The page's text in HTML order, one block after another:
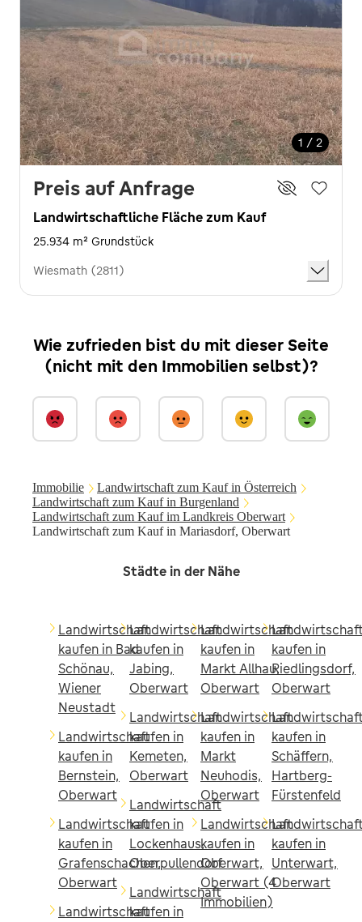
1 / 2
Preis auf Anfrage
Landwirtschaftliche Fläche zum Kauf
25.934 m² Grundstück
Wiesmath (2811)
Wie zufrieden bist du mit dieser Seite
(nicht mit den Immobilien selbst)?
Immobilie
Landwirtschaft zum Kauf in Österreich
Landwirtschaft zum Kauf in Burgenland
Landwirtschaft zum Kauf im Landkreis Oberwart
Landwirtschaft zum Kauf in Mariasdorf, Oberwart
Städte in der Nähe
Landwirtschaft
kaufen in Bad
Schönau,
Wiener
Neustadt
Landwirtschaft
kaufen in
Bernstein,
Oberwart
Landwirtschaft
kaufen in
Grafenschachen,
Oberwart
Landwirtschaft
Landwirtschaft
kaufen in
Jabing,
Oberwart
Landwirtschaft
kaufen in
Kemeten,
Oberwart
Landwirtschaft
kaufen in
Lockenhaus,
Oberpullendorf
Landwirtschaft
kaufen in
Landwirtschaft
kaufen in
Markt Allhau,
Oberwart
Landwirtschaft
kaufen in
Markt
Neuhodis,
Oberwart
Landwirtschaft
kaufen in
Oberwart,
Oberwart (4
Immobilien)
kaufen in
Riedlingsdorf,
Oberwart
kaufen in
Schäffern,
Hartberg-
Fürstenfeld
kaufen in
Unterwart,
Oberwart